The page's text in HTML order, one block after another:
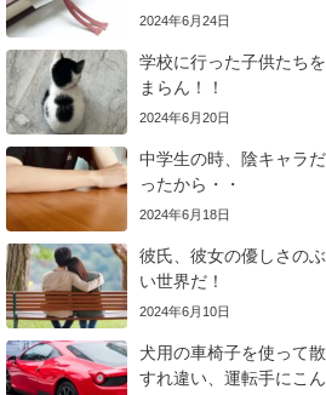
2024年6月24日
学校に行った子供たち
まらん！！
2024年6月20日
中学生の時、陰キャラ
ったから・・
2024年6月18日
彼氏、彼女の優しさの
い世界だ！
2024年6月10日
犬用の車椅子を使って
すれ違い、運転手にこ